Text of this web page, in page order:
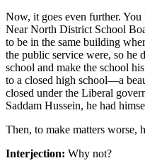
Now, it goes even further.
Near North District School
to be in the same building
the public service were, so he
school and make the school
to a closed high school—a
closed under the Liberal
Saddam Hussein, he had
Then, to make matters worse,
Interjection: Why not?